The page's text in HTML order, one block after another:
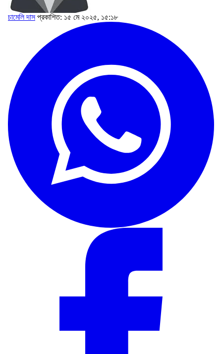
চামেলি দাস প্রকাশিত: ১৫ মে ২০২৫, ১৫:১৮